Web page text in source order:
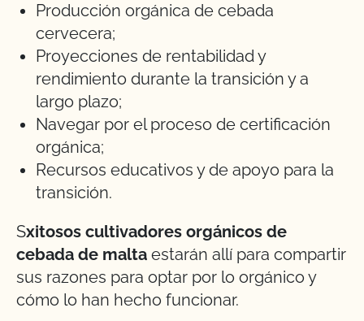
Producción orgánica de cebada
cervecera;
Proyecciones de rentabilidad y
rendimiento durante la transición y a
largo plazo;
Navegar por el proceso de certificación
orgánica;
Recursos educativos y de apoyo para la
transición.
Sxitosos cultivadores orgánicos de
cebada de malta estarán allí para compartir
sus razones para optar por lo orgánico y
cómo lo han hecho funcionar.